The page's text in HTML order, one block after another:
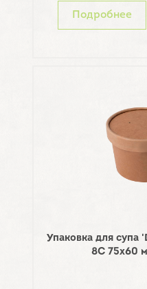
Подробнее
Упаковка для супа
8C 75х60